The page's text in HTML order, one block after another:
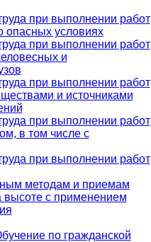
при выполнении работ
опасных условиях
при выполнении работ
и
при выполнении работ
и источниками
при выполнении работ
в том числе с
при выполнении работ
методам и приемам
с применением
по гражданской